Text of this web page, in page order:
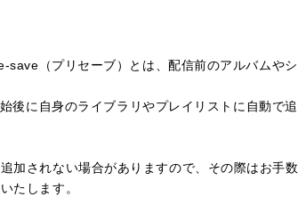
（プリセーブ）とは、配信前のアルバムやシ
に自身のライブラリやプレイリストに自動で追
加されない場合がありますので、その際はお手数
たします。